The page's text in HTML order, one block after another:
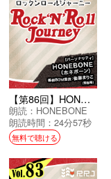
【第86回】HONEBONEのRock’N’Roll Journey
朗読： HONEBONE
朗読時間：24分57秒
無料で聴ける